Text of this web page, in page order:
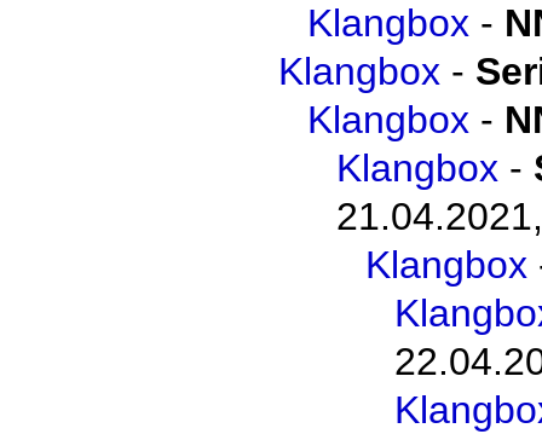
Klangbox -
Klangbox -
Klangbox -
Klangbox -
Klangbox